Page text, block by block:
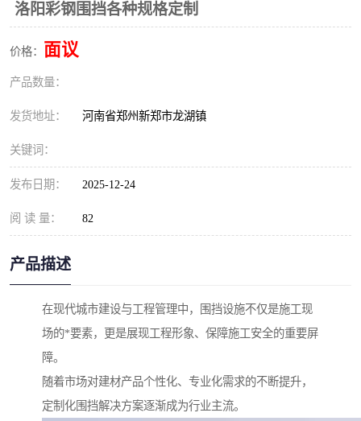
洛阳彩钢围挡各种规格定制
价格： 面议
产品数量：
发货地址： 河南省郑州新郑市龙湖镇
关键词：
发布日期： 2025-12-24
阅 读 量： 82
产品描述
在现代城市建设与工程管理中，围挡设施不仅是施工现
场的*要素，更是展现工程形象、保障施工安全的重要屏
障。
随着市场对建材产品个性化、专业化需求的不断提升，
定制化围挡解决方案逐渐成为行业主流。